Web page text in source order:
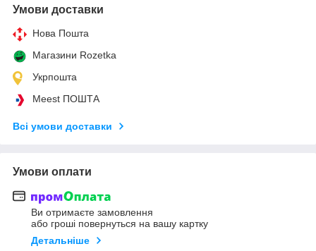
Умови доставки
Нова Пошта
Магазини Rozetka
Укрпошта
Meest ПОШТА
Всі умови доставки
Умови оплати
Ви отримаєте замовлення
або гроші повернуться на вашу картку
Детальніше